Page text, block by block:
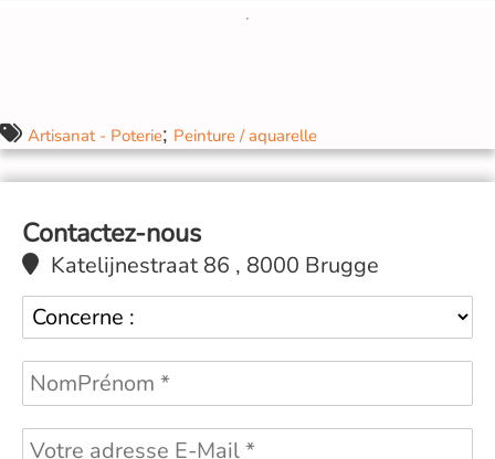
Artisanat - Poterie; Peinture / aquarelle
Contactez-nous
Katelijnestraat 86 , 8000 Brugge